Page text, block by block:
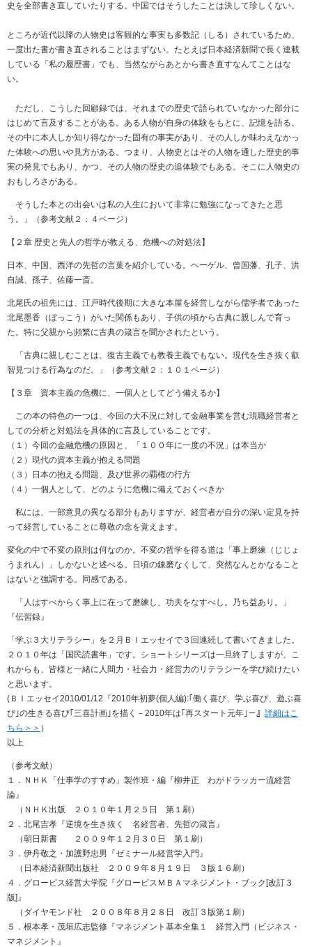
史を全部書き直していたりする。中国ではそうしたことは決して珍しくない。
ところが近代以降の人物史は客観的な事実も多数記（しる）されているため、
一度出た書が書き直されることはまずない。たとえば日本経済新聞で長く連載
している「私の履歴書」でも、当然ながらあとから書き直すなんてことはな
い。
ただし、こうした回顧録では、それまでの歴史で語られていなかった部分に
はじめて言及することがある。ある人物が自身の体験をもとに、記憶を語る。
その中に本人しか知り得なかった固有の事実があり、その人しか味わえなかっ
た体験への思いや見方がある。つまり、人物史とはその人物を通した歴史的事
実の発見でもあり、かつ、その人物の歴史の追体験でもある。そこに人物史の
おもしろさがある。
そうした本との出会いは私の人生において非常に勉強になってきたと思
う。」（参考文献２：４ページ）
【２章 歴史と先人の哲学が教える、危機への対処法】
日本、中国、西洋の先哲の言葉を紹介している。ヘーゲル、曾国藩、孔子、洪
自誠、孫子、佐藤一斎。
北尾氏の祖先には、江戸時代後期に大きな本屋を経営しながら儒学者であった
北尾墨香（ぼっこう）がいた関係もあり、子供の頃から古典に親しんで育っ
た。特に父親から頻繁に古典の箴言を聞かされたという。
「古典に親しむことは、復古主義でも教養主義でもない。現代を生き抜く叡
智見つける行為なのだ。」（参考文献２：１０１ページ）
【３章 資本主義の危機に、一個人としてどう備えるか】
この本の特色の一つは、今回の大不況に対して金融事業を営む現職経営者と
しての分析と対処法を具体的に言及していることです。
（１）今回の金融危機の原因と、「１００年に一度の不況」は本当か
（２）現代の資本主義が抱える問題
（３）日本の抱える問題、及び世界の覇権の行方
（４）一個人として、どのように危機に備えておくべきか
私には、一部意見の異なる部分もありますが、経営者が自分の深い定見を持
って経営していることに尊敬の念を覚えます。
変化の中で不変の原則は何なのか。不変の哲学を得る道は「事上磨練（じじょ
うまれん）」しかないと述べる。日頃の錬磨なくして、突然なんとかなること
はないと強調する。同感である。
「人はすべからく事上に在って磨練し、功夫をなすべし。乃ち益あり。」
『伝習録』
「学ぶ３大リテラシー」を２月ＢＩエッセイで３回連続して書いてきました。
２０１０年は「国民読書年」です。ショートシリーズは一旦終了しますが、こ
れからも、皆様と一緒に人間力・社会力・経営力のリテラシーを学び続けたい
と思います。
(ＢＩエッセイ2010/01/12『2010年初夢(個人編):｢働く喜び、学ぶ喜び、遊ぶ喜
び｣の生きる喜び｢三喜計画｣を描く－2010年は｢再スタート元年｣－』 詳細はこ
ちら＞＞ ）
以上
（参考文献）
１．ＮＨＫ「仕事学のすすめ」製作班・編『柳井正 わがドラッカー流経営
論』
（ＮＨＫ出版 ２０１０年１月２５日 第１刷）
２．北尾吉孝『逆境を生き抜く 名経営者、先哲の箴言』
（朝日新書 ２００９年１２月３０日 第１刷）
３．伊丹敬之・加護野忠男『ゼミナール経営学入門』
（日本経済新聞出版社 ２００９年８月１９日 ３版１６刷）
４．グロービス経営大学院『グロービスＭＢＡマネジメント・ブック[改訂３
版]』
（ダイヤモンド社 ２００８年８月２８日 改訂３版第１刷）
５．根本孝・茂垣広志監修『マネジメント基本全集１ 経営入門（ビジネス・
マネジメント』